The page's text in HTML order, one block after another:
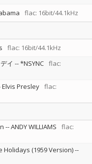
flac: 16bit/44.1kHz
flac: 16bit/44.1kHz
イ --*NSYNC flac:
Elvis Presley flac:
--ANDY WILLIAMS
flac:
Holidays (1959 Version)--